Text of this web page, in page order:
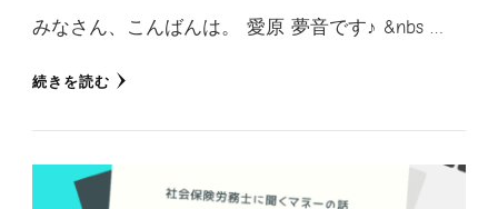
みなさん、こんばんは。 愛原 夢音です♪ &nbs …
続きを読む